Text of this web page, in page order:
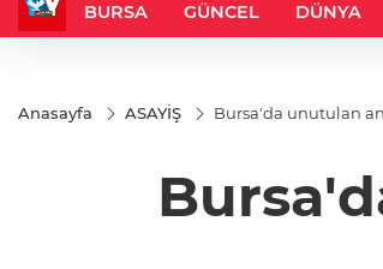
BURSA GÜNCEL DÜNYA
Anasayfa ASAYİŞ Bursa'da unutulan